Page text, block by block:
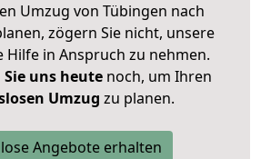
Umzug von Tübingen nach
zögern Sie nicht, unsere
Hilfe in Anspruch zu nehmen.
uns heutenoch, um Ihren
Umzug zu planen.
Angebote erhalten